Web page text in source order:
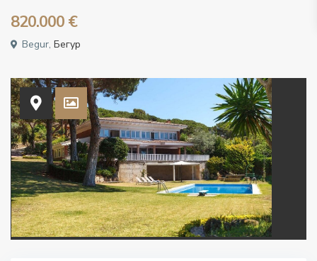
820.000 €
Begur,Бегур